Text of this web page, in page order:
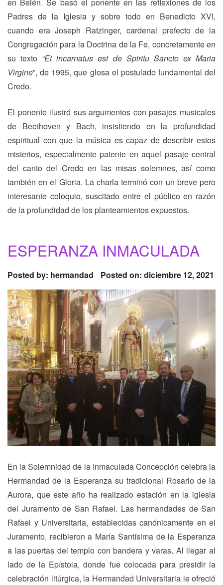
Padres de la Iglesia y sobre todo en Benedicto XVI,
cuando era Joseph Ratzinger, cardenal prefecto de la
Congregación para la Doctrina de la Fe, concretamente en
su texto “Et incarnatus est de Spiritu Sancto ex Maria
Virgine”, de 1995, que glosa el postulado fundamental del
Credo.
El ponente ilustró sus argumentos con pasajes musicales
de Beethoven y Bach, insistiendo en la profundidad
espiritual con que la música es capaz de describir estos
misterios, especialmente patente en aquel pasaje central
del canto del Credo en las misas solemnes, así como
también en el Gloria. La charla terminó con un breve pero
interesante coloquio, suscitado entre el público en razón
de la profundidad de los planteamientos expuestos.
ESPERANZA INMACULADA
Posted by: hermandad Posted on: diciembre 12, 2021
En la Solemnidad de la Inmaculada Concepción celebra la
Hermandad de la Esperanza su tradicional Rosario de la
Aurora, que este año ha realizado estación en la iglesia
del Juramento de San Rafael. Las hermandades de San
Rafael y Universitaria, establecidas canónicamente en el
Juramento, recibieron a María Santísima de la Esperanza
a las puertas del templo con bandera y varas. Al llegar al
lado de la Epístola, donde fue colocada para presidir la
celebración litúrgica, la Hermandad Universitaria le ofreció